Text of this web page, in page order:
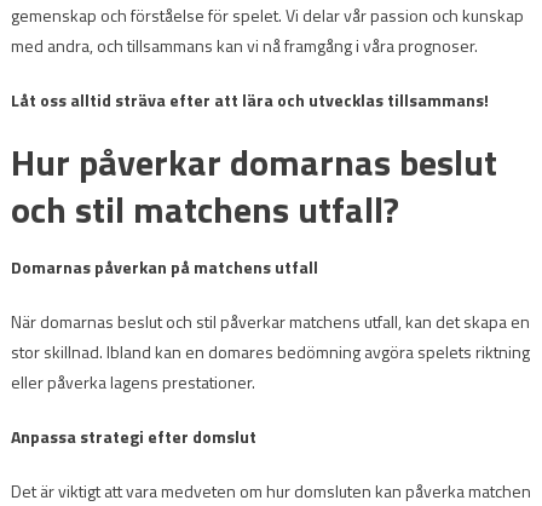
gemenskap och förståelse för spelet. Vi delar vår passion och kunskap
med andra, och tillsammans kan vi nå framgång i våra prognoser.
Låt oss alltid sträva efter att lära och utvecklas tillsammans!
Hur påverkar domarnas beslut
och stil matchens utfall?
Domarnas påverkan på matchens utfall
När domarnas beslut och stil påverkar matchens utfall, kan det skapa en
stor skillnad. Ibland kan en domares bedömning avgöra spelets riktning
eller påverka lagens prestationer.
Anpassa strategi efter domslut
Det är viktigt att vara medveten om hur domsluten kan påverka matchen